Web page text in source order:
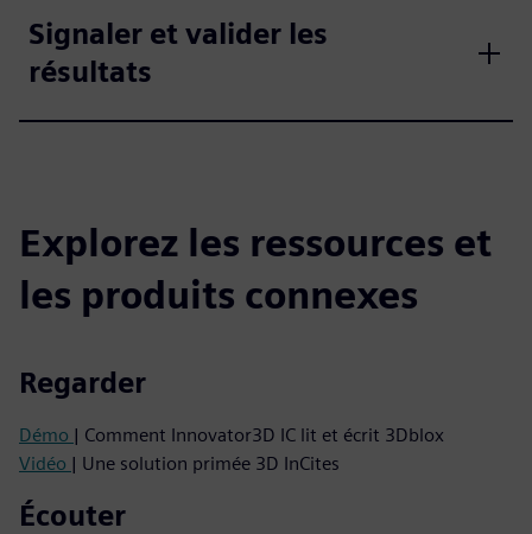
Signaler et valider les
résultats
Explorez les ressources et
les produits connexes
Regarder
Démo | Comment Innovator3D IC lit et écrit 3Dblox
Vidéo | Une solution primée 3D InCites
Écouter